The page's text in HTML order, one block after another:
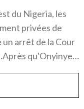
du Nigeria, les
privées de
arrêt de la Cour
qu'Onyinye…